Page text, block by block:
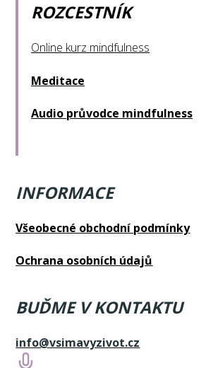
ROZCESTNÍK
Online kurz mindfulness
Meditace
Audio průvodce mindfulness
INFORMACE
Všeobecné obchodní podmínky
Ochrana osobních údajů
BUĎME V KONTAKTU
info@vsimavyzivot.cz